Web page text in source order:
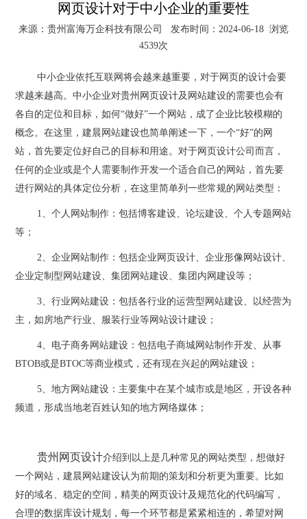
网页设计对于中小企业的重要性
来源：贵州富海万企科技有限公司 发布时间：2024-06-18 浏览
4539次
中小企业依托互联网将会越来越重要，对于网页的设计会要
求越来越高。中小企业对贵州网页设计及网站建设的需要也会有
各自的定位和目标，如何“做好”一个网站，成了企业比较模糊的
概念。在这里，建晨网站建设也简单阐述一下，一个“好”的网
站，首先要定位好自己的目标和用途。对于网页设计公司而言，
任何的企业或是个人需要制作开发一个适合自己的网站，首先要
进行网站的具体定位分析，在这里简单列一些常规的网站类型：
1、个人网站制作：包括博客建设、论坛建设、个人专题网站
等；
2、企业网站制作：包括企业网页设计、企业形像网站设计、
企业定制型网站建设、集团网站建设、集团内网建设等；
3、行业网站建设：包括各行业的运营型网站建设、以经营为
主，如房地产行业、服装行业等网站设计建设；
4、电子商务网站建设：包括电子商城网站制作开发、从事
BTOB或是BTOC等商业模式，还有现在兴起的网站建设；
5、地方网站建设：主要集中在某个城市或是地区，开设各种
频道，形成当地老百姓认知的地方网络媒体；
贵州网页设计介绍到以上是几种常见的网站类型，想做好
一个网站，建晨网站建设认为前期的策划和分析更为重要。比如
好的域名、稳定的空间，精美的网页设计及规范化的代码编写，
合理的数据库设计规划，每一个环节都是紧紧相连的，希望对网